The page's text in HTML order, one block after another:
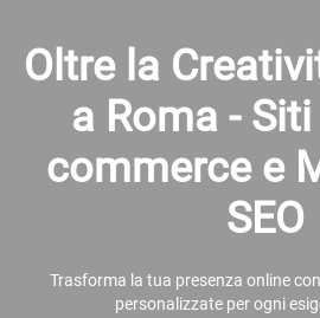
Oltre la
a Roma - Siti
commerce e
SEO
Trasforma la tua presenza online
personalizzate per ogni